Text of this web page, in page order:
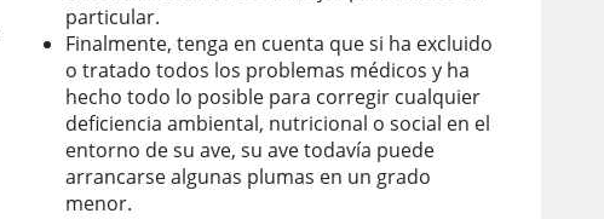
particular.
Finalmente, tenga en cuenta que si ha excluido
o tratado todos los problemas médicos y ha
hecho todo lo posible para corregir cualquier
deficiencia ambiental, nutricional o social en el
entorno de su ave, su ave todavía puede
arrancarse algunas plumas en un grado
menor.